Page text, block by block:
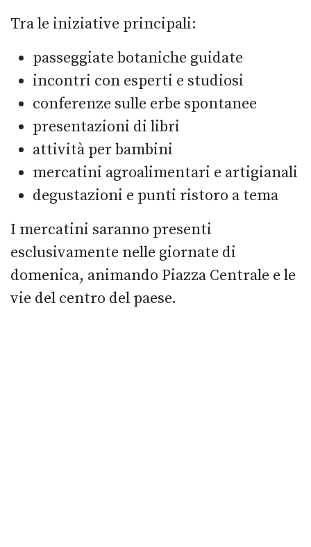
Tra le iniziative principali:
passeggiate botaniche guidate
incontri con esperti e studiosi
conferenze sulle erbe spontanee
presentazioni di libri
attività per bambini
mercatini agroalimentari e artigianali
degustazioni e punti ristoro a tema
I mercatini saranno presenti
esclusivamente nelle giornate di
domenica, animando Piazza Centrale e le
vie del centro del paese.